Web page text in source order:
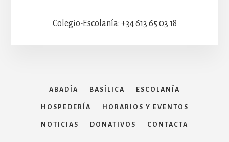
Colegio-Escolanía: +34 613 65 03 18
ABADÍA BASÍLICA ESCOLANÍA
HOSPEDERÍA HORARIOS Y EVENTOS
NOTICIAS DONATIVOS CONTACTA